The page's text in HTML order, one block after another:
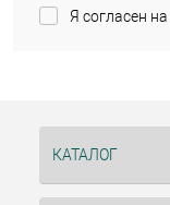
Я согласен на
КАТАЛОГ